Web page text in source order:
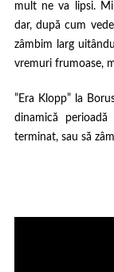
mult ne va lipsi.
dar, după cum
zâmbim larg
vremuri frumoase,
”Era Klopp” la
dinamică
terminat, sau să